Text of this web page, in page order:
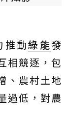
推動綠能發
相競逐，包
、農村土地
過低，對農